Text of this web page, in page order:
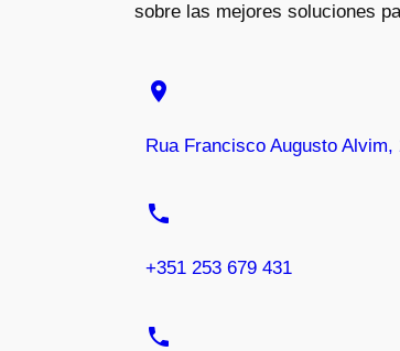
sobre las mejores soluciones
location_on
Rua Francisco Augusto
phone
+351 253 679 431
phone